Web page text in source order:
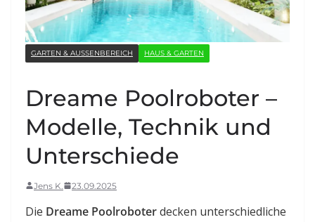
GARTEN & AUSSENBEREICH HAUS & GARTEN
Dreame Poolroboter –
Modelle, Technik und
Unterschiede
Jens K. 23.09.2025
Die Dreame Poolroboterdecken unterschiedliche